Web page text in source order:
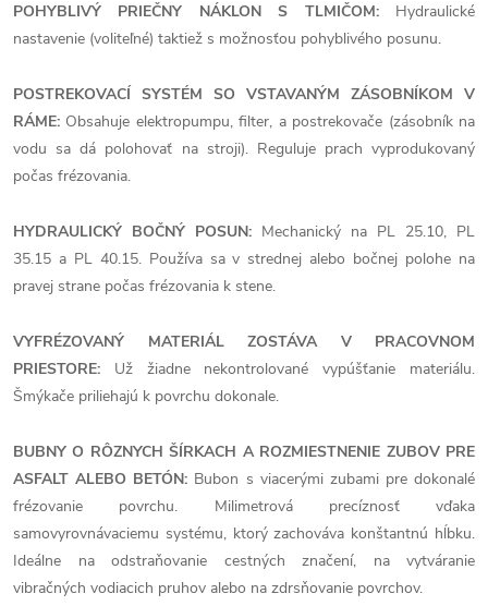
POHYBLIVÝ PRIEČNY NÁKLON S TLMIČOM: Hydraulické
nastavenie (voliteľné) taktiež s možnosťou pohyblivého posunu.
POSTREKOVACÍ SYSTÉM SO VSTAVANÝM ZÁSOBNÍKOM V
RÁME: Obsahuje elektropumpu, filter, a postrekovače (zásobník na
vodu sa dá polohovať na stroji). Reguluje prach vyprodukovaný
počas frézovania.
HYDRAULICKÝ BOČNÝ POSUN: Mechanický na PL 25.10, PL
35.15 a PL 40.15. Používa sa v strednej alebo bočnej polohe na
pravej strane počas frézovania k stene.
VYFRÉZOVANÝ MATERIÁL ZOSTÁVA V PRACOVNOM
PRIESTORE: Už žiadne nekontrolované vypúšťanie materiálu.
Šmýkače priliehajú k povrchu dokonale.
BUBNY O RÔZNYCH ŠÍRKACH A ROZMIESTNENIE ZUBOV PRE
ASFALT ALEBO BETÓN: Bubon s viacerými zubami pre dokonalé
frézovanie povrchu. Milimetrová precíznosť vďaka
samovyrovnávaciemu systému, ktorý zachováva konštantnú hĺbku.
Ideálne na odstraňovanie cestných značení, na vytváranie
vibračných vodiacich pruhov alebo na zdrsňovanie povrchov.